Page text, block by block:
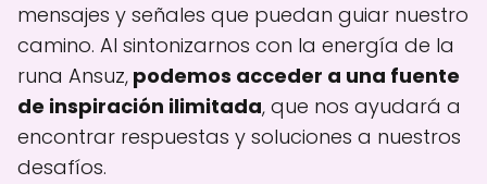
mensajes y señales que puedan guiar nuestro
camino. Al sintonizarnos con la energía de la
runa Ansuz, podemos acceder a una fuente
de inspiración ilimitada, que nos ayudará a
encontrar respuestas y soluciones a nuestros
desafíos.